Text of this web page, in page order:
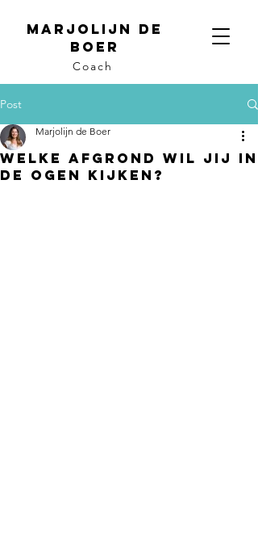
Marjolijn de
boer
Coach
Post
Welke afgrond wil jij in
de ogen kijken?
Marjolijn de Boer